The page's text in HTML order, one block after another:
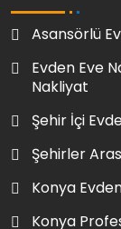
Asansörlü
Evden Eve
Nakliyat
Şehir İçi
Şehirler
Konya
Konya